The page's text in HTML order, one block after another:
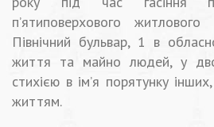
п’ятиповерхового
Північний бульвар, 1 в
життя та майно людей, у
стихією в ім’я порятунку
життям.